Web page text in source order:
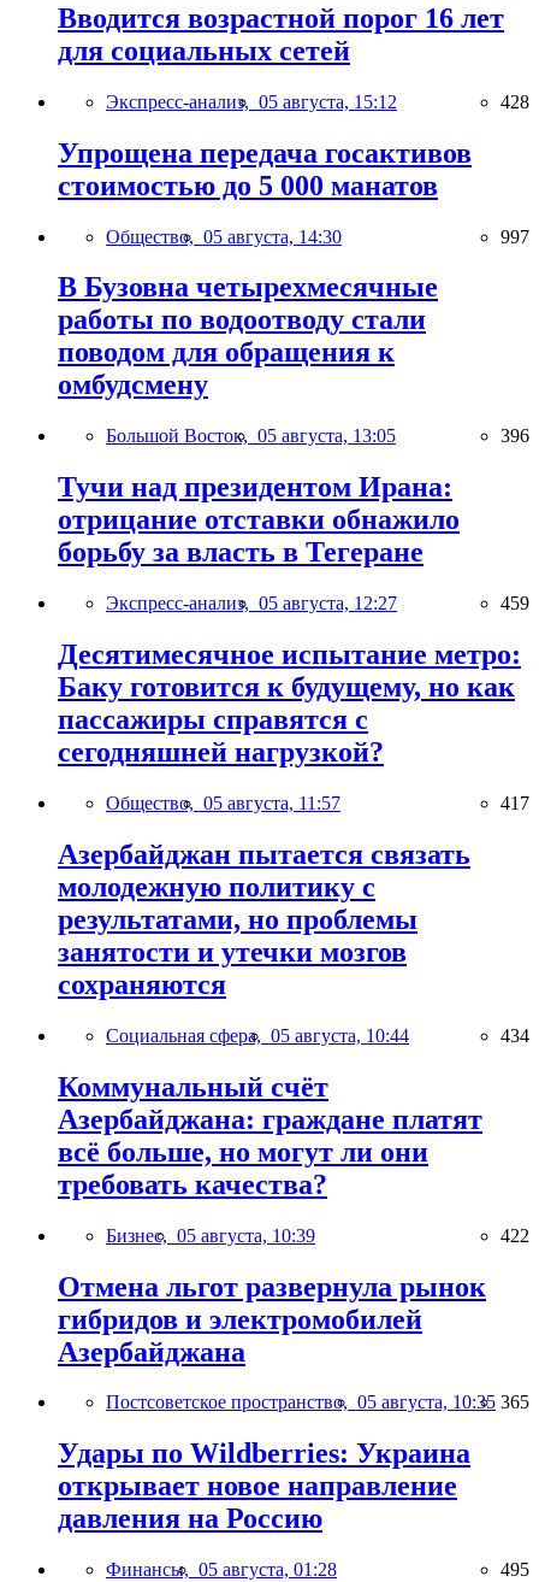
Вводится возрастной порог 16 лет
для социальных сетей
Экспресс-анализ, 05 августа, 15:12 428
Упрощена передача госактивов
стоимостью до 5 000 манатов
Общество, 05 августа, 14:30 997
В Бузовна четырехмесячные
работы по водоотводу стали
поводом для обращения к
омбудсмену
Большой Восток, 05 августа, 13:05 396
Тучи над президентом Ирана:
отрицание отставки обнажило
борьбу за власть в Тегеране
Экспресс-анализ, 05 августа, 12:27 459
Десятимесячное испытание метро:
Баку готовится к будущему, но как
пассажиры справятся с
сегодняшней нагрузкой?
Общество, 05 августа, 11:57 417
Азербайджан пытается связать
молодежную политику с
результатами, но проблемы
занятости и утечки мозгов
сохраняются
Социальная сфера, 05 августа, 10:44 434
Коммунальный счёт
Азербайджана: граждане платят
всё больше, но могут ли они
требовать качества?
Бизнес, 05 августа, 10:39 422
Отмена льгот развернула рынок
гибридов и электромобилей
Азербайджана
Постсоветское пространство, 05 августа, 10:35 365
Удары по Wildberries: Украина
открывает новое направление
давления на Россию
Финансы, 05 августа, 01:28 495